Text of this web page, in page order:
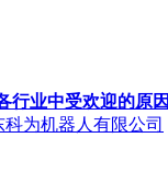
行业中受欢迎的原因
科为机器人有限公司